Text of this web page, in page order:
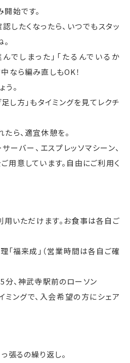
始です。
したくなったら、いつでもスタッ
でしまった」「たるんでいるか
なら編み直しもOK！
。
し方」もタイミングを見てレクチ
ら、適宜休憩を。
バー、エスプレッソマシーン、
用意しています。自由にご利用く
用いただけます。お食事は各自ご
「福来成」（営業時間は各自ご確
分、神武寺駅前のローソン
ミングで、入会希望の方にシェア
張るの繰り返し。